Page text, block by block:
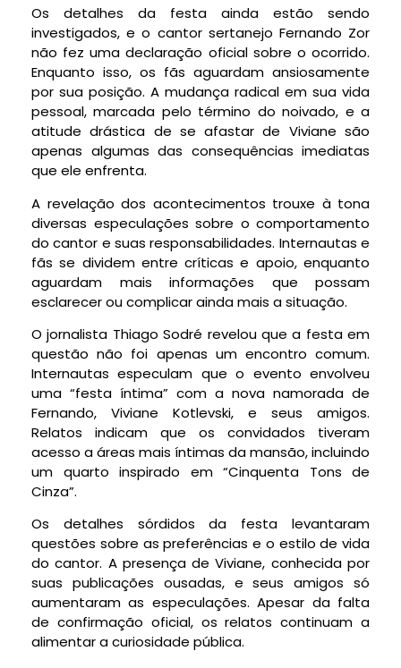
Os detalhes da festa ainda estão sendo
investigados, e o cantor sertanejo Fernando Zor
não fez uma declaração oficial sobre o ocorrido.
Enquanto isso, os fãs aguardam ansiosamente
por sua posição. A mudança radical em sua vida
pessoal, marcada pelo término do noivado, e a
atitude drástica de se afastar de Viviane são
apenas algumas das consequências imediatas
que ele enfrenta.
A revelação dos acontecimentos trouxe à tona
diversas especulações sobre o comportamento
do cantor e suas responsabilidades. Internautas e
fãs se dividem entre críticas e apoio, enquanto
aguardam mais informações que possam
esclarecer ou complicar ainda mais a situação.
O jornalista Thiago Sodré revelou que a festa em
questão não foi apenas um encontro comum.
Internautas especulam que o evento envolveu
uma “festa íntima” com a nova namorada de
Fernando, Viviane Kotlevski, e seus amigos.
Relatos indicam que os convidados tiveram
acesso a áreas mais íntimas da mansão, incluindo
um quarto inspirado em “Cinquenta Tons de
Cinza”.
Os detalhes sórdidos da festa levantaram
questões sobre as preferências e o estilo de vida
do cantor. A presença de Viviane, conhecida por
suas publicações ousadas, e seus amigos só
aumentaram as especulações. Apesar da falta
de confirmação oficial, os relatos continuam a
alimentar a curiosidade pública.